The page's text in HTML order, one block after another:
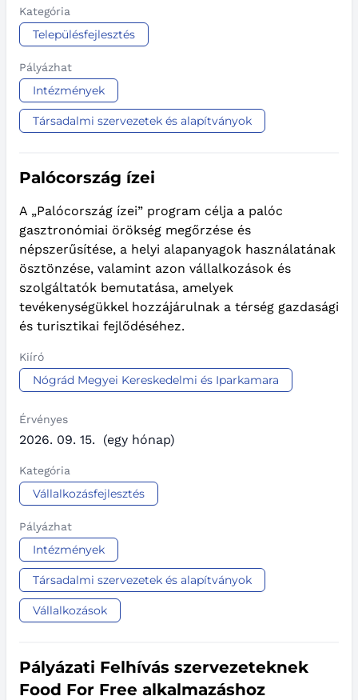
Kategória
Településfejlesztés
Pályázhat
Intézmények
Társadalmi szervezetek és alapítványok
Palócország ízei
A „Palócország ízei” program célja a palóc
gasztronómiai örökség megőrzése és
népszerűsítése, a helyi alapanyagok használatának
ösztönzése, valamint azon vállalkozások és
szolgáltatók bemutatása, amelyek
tevékenységükkel hozzájárulnak a térség gazdasági
és turisztikai fejlődéséhez.
Kiíró
Nógrád Megyei Kereskedelmi és Iparkamara
Érvényes
2026. 09. 15. (egy hónap)
Kategória
Vállalkozásfejlesztés
Pályázhat
Intézmények
Társadalmi szervezetek és alapítványok
Vállalkozások
Pályázati Felhívás szervezeteknek
Food For Free alkalmazáshoz